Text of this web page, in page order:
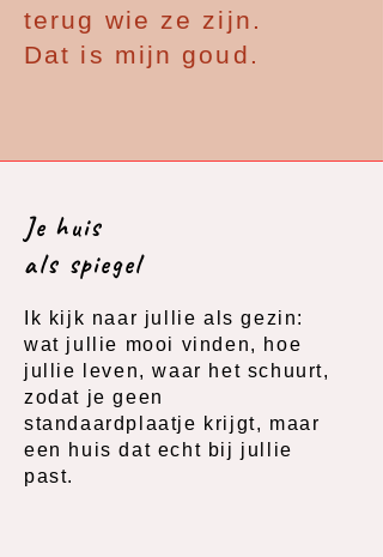
terug wie ze zijn.
Dat is mijn goud.
Je huis
als spiegel
Ik kijk naar jullie als gezin:
wat jullie mooi vinden, hoe
jullie leven, waar het schuurt,
zodat je geen
standaardplaatje krijgt, maar
een huis dat echt bij jullie
past.